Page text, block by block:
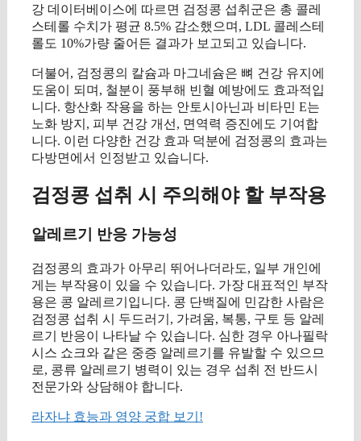
강 데이터베이스에 따르면 검정콩 섭취군은 총 콜레
스테롤 수치가 평균 8.5% 감소했으며, LDL 콜레스테
롤도 10%가량 줄어든 결과가 보고되고 있습니다.
더불어, 검정콩의 칼슘과 마그네슘은 뼈 건강 유지에
도움이 되며, 철분이 풍부해 빈혈 예방에도 효과적입
니다. 항산화 작용을 하는 안토시아닌과 비타민 E는
노화 방지, 피부 건강 개선, 면역력 증진에도 기여합
니다. 이런 다양한 건강 효과 덕분에 검정콩의 효과는
다방면에서 인정받고 있습니다.
검정콩 섭취 시 주의해야 할 부작용
알레르기 반응 가능성
검정콩의 효과가 아무리 뛰어나더라도, 일부 개인에
게는 부작용이 있을 수 있습니다. 가장 대표적인 부작
용은 콩 알레르기입니다. 콩 단백질에 민감한 사람은
검정콩 섭취 시 두드러기, 가려움, 복통, 구토 등 알레
르기 반응이 나타날 수 있습니다. 심한 경우 아나필락
시스 쇼크와 같은 중증 알레르기를 유발할 수 있으므
로, 콩류 알레르기 병력이 있는 경우 섭취 전 반드시
전문가와 상담해야 합니다.
라자냐 효능과 영양 궁합 보기!